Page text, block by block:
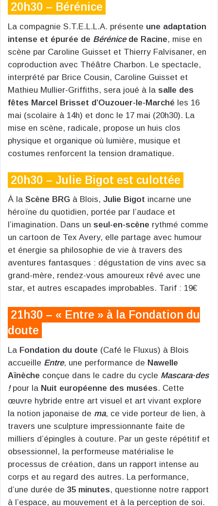
20h30 – Bérénice
La compagnie S.T.E.L.L.A. présente une adaptation
intense et épurée de Bérénicede Racine, mise en
scène par Caroline Guisset et Thierry Falvisaner, en
coproduction avec Théâtre Charbon. Le spectacle,
interprété par Brice Cousin, Caroline Guisset et
Mathieu Mullier-Griffiths, sera joué à la salle des
fêtes Marcel Brisset d’Ouzouer-le-Marché les 16
mai (scolaire à 14h) et donc le 17 mai (20h30). La
mise en scène, radicale, propose un huis clos
physique et organique où lumière, musique et
costumes renforcent la tension dramatique.
20h30 – Julie Bigot est culottée
À la Scène BRG à Blois, Julie Bigot incarne une
héroïne du quotidien, portée par l’audace et
l’imagination. Dans un seul-en-scène rythmé comme
un cartoon de Tex Avery, elle partage avec humour
et énergie sa philosophie de vie à travers des
aventures fantasques : dégustation de vins avec sa
grand-mère, rendez-vous amoureux rêvé avec une
star, et autres escapades improbables. Tarif : 19€
21h30 – « Entre » à la Fondation du
doute
La Fondation du doute (Café le Fluxus) à Blois
accueille Entre, une performance de Nawelle
Aïnèche conçue dans le cadre du cycle Mascara·des
!pour la Nuit européenne des musées. Cette
œuvre hybride entre art visuel et art vivant explore
la notion japonaise de ma, ce vide porteur de lien, à
travers une sculpture impressionnante faite de
milliers d’épingles à couture. Par un geste répétitif et
obsessionnel, la performeuse matérialise le
processus de création, dans un rapport intense au
corps et au regard des autres. La performance,
d’une durée de 35 minutes, questionne notre rapport
à l’espace, au mouvement et à la perception de soi.